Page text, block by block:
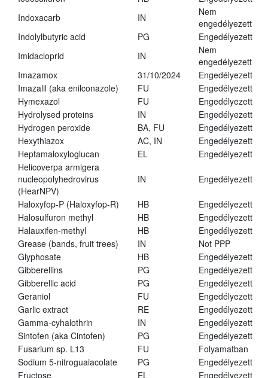
Indoxacarb
IN
Nem
engedélyezett
Indolylbutyric acid
PG
Engedélyezett
Imidacloprid
IN
Nem
engedélyezett
Imazamox
31/10/2024
Engedélyezett
Imazalil (aka enilconazole)
FU
Engedélyezett
Hymexazol
FU
Engedélyezett
Hydrolysed proteins
IN
Engedélyezett
Hydrogen peroxide
BA, FU
Engedélyezett
Hexythiazox
AC, IN
Engedélyezett
Heptamaloxyloglucan
EL
Engedélyezett
Helicoverpa armigera
nucleopolyhedrovirus
(HearNPV)
IN Engedélyezett
Haloxyfop-P (Haloxyfop-R) HB
Engedélyezett
Halosulfuron methyl
HB
Engedélyezett
Halauxifen-methyl
HB
Engedélyezett
Grease (bands, fruit trees)
IN
Not PPP
Glyphosate
HB
Engedélyezett
Gibberellins
PG
Engedélyezett
Gibberellic acid
PG
Engedélyezett
Geraniol
FU
Engedélyezett
Garlic extract
RE
Engedélyezett
Gamma-cyhalothrin
IN
Engedélyezett
Sintofen (aka Cintofen)
PG
Engedélyezett
Fusarium sp. L13
FU
Folyamatban
Sodium 5-nitroguaiacolate
PG
Engedélyezett
Fructose
EL
Engedélyezett